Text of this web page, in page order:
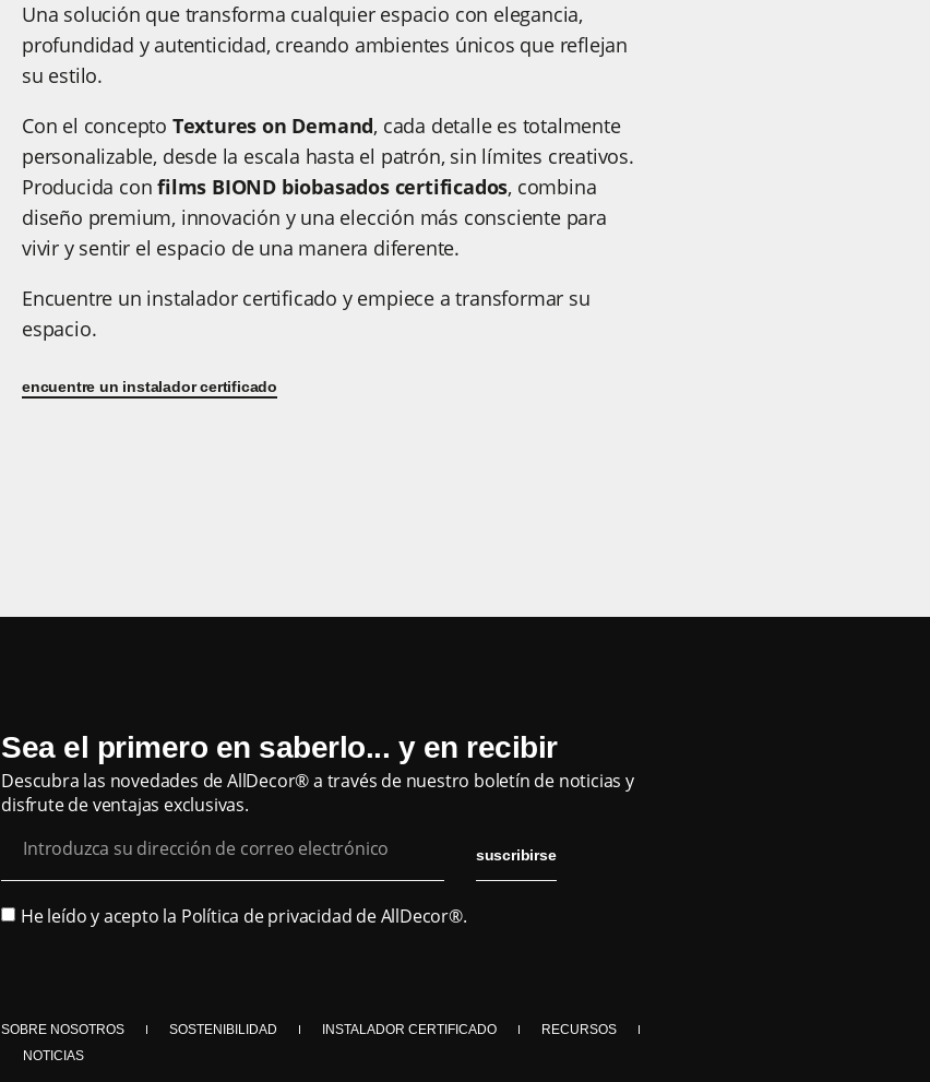
Una solución que transforma cualquier espacio con elegancia,
profundidad y autenticidad, creando ambientes únicos que reflejan
su estilo.
Con el concepto Textures on Demand, cada detalle es totalmente
personalizable, desde la escala hasta el patrón, sin límites creativos.
Producida confilms BIOND biobasados certificados, combina
diseño premium, innovación y una elección más consciente para
vivir y sentir el espacio de una manera diferente.
Encuentre un instalador certificado y empiece a transformar su
espacio.
encuentre un instalador certificado
Sea el primero en saberlo... y en recibir
Descubra las novedades de AllDecor® a través de nuestro boletín de noticias y
disfrute de ventajas exclusivas.
He leído y acepto la Política de privacidad de AllDecor®.
suscribirse
SOBRE NOSOTROS SOSTENIBILIDAD INSTALADOR CERTIFICADO
RECURSOS
NOTICIAS